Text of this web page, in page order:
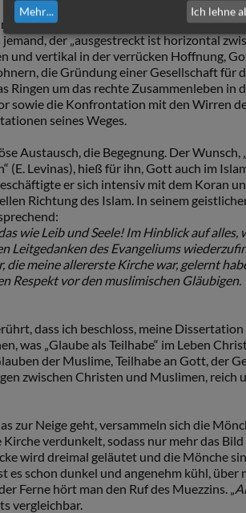
25 Jahre seines Lebens verbrachte. Als
der „ausgestreckt ist horizontal
und vertikal in der verrücken Hoffnung,
die Gründung einer Gesellschaft für
Ringen um das rechte Zusammenleben in
sowie die Konfrontation mit den Wirren
seines Weges.
Austausch, die Begegnung. Der Wunsch,
(E. Levinas), hieß für ihn, Gott auch im
er sich intensiv mit dem Koran
Richtung des Islam. In seinem
wie Leib und Seele! Im Hinblick auf alles,
Leitgedanken des Evangeliums
meine allererste Kirche war, gelernt
Respekt vor den muslimischen Gläubigen.
dass ich beschloss, meine Dissertation
was „Glaube als Teilhabe“ im Leben
der Muslime, Teilhabe an Gott, der
zwischen Christen und Muslimen, reich
zur Neige geht, versammeln sich die
verdunkelt, sodass nur mehr das Bild
wird dreimal geläutet und die Mönche
es schon dunkel und angenehm kühl, über
Ferne hört man den Ruf des Muezzins. „
vergleichbar.
Mehr... Ich lehne